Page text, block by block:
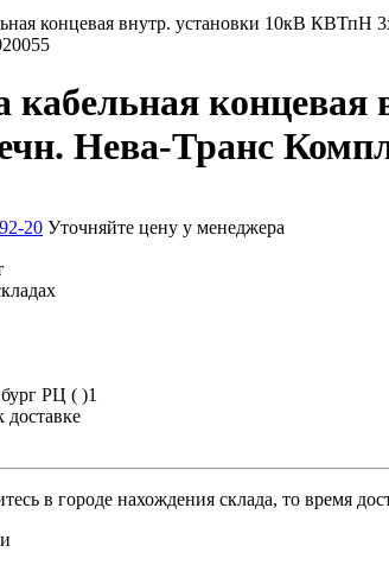
концевая
Нева-Транс
20 Уточняйте цену у менеджера
РЦ ( )1
доставке
в городе нахождения склада, то время